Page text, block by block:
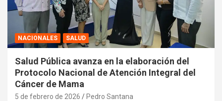
NACIONALES SALUD
Salud Pública avanza en la elaboración del
Protocolo Nacional de Atención Integral del
Cáncer de Mama
5 de febrero de 2026 Pedro Santana